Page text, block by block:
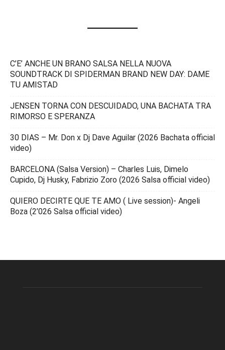
C’E’ ANCHE UN BRANO SALSA NELLA NUOVA
SOUNDTRACK DI SPIDERMAN BRAND NEW DAY: DAME
TU AMISTAD
JENSEN TORNA CON DESCUIDADO, UNA BACHATA TRA
RIMORSO E SPERANZA
30 DIAS – Mr. Don x Dj Dave Aguilar (2026 Bachata official
video)
BARCELONA (Salsa Version) – Charles Luis, Dimelo
Cupido, Dj Husky, Fabrizio Zoro (2026 Salsa official video)
QUIERO DECIRTE QUE TE AMO ( Live session)- Angeli
Boza (2’026 Salsa official video)